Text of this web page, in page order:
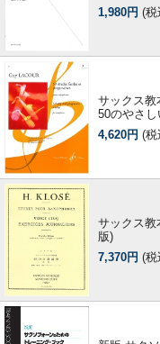
1,980円 (税
サックス教
50のやさ
4,620円 (税
サックス教
版)
7,370円 (税